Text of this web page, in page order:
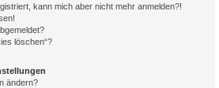
kann mich aber nicht mehr anmelden?!
löschen“?
ändern?